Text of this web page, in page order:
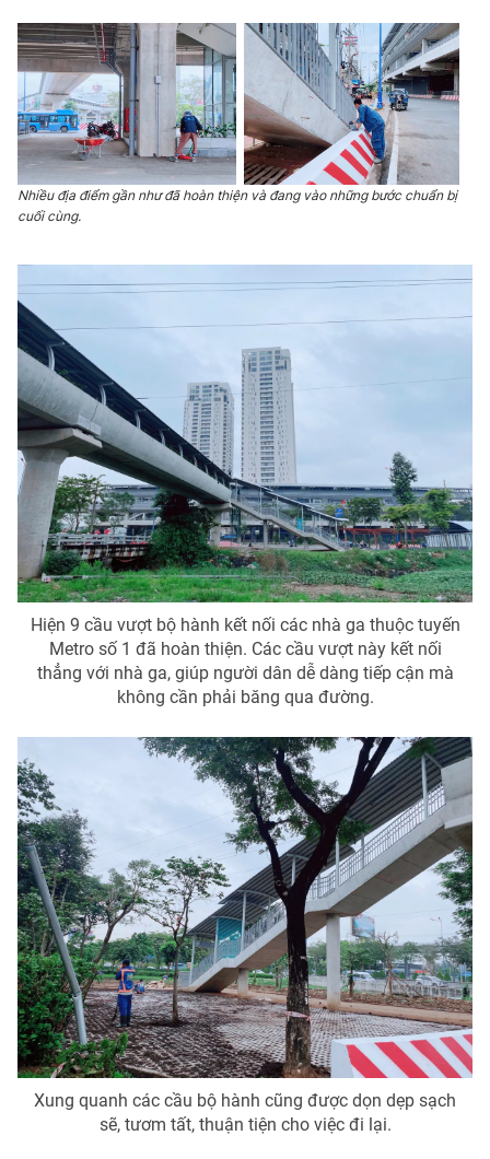
Giấy phép hoạt động báo in và báo điện tử số 483/GP-BTTTT
cấp ngày 29/12/2023
Tổng Biên tập:Vũ Thanh Thủy
Phó Tổng Biên tập:
Nguyễn Thị Mỹ Hạnh, Phạm Quốc Thắng,
Nguyễn Trọng Ninh
Tổng đài VTV:024.38 355 931 - 024.38 355 932
Ðiện thoại Thời báo VTV:024.66 897 897
Email:toasoan@vtv.vn
® Cấm sao chép dưới mọi hình thức nếu không có sự chấp
thuận bằng văn bản. Ghi rõ nguồn VTV.vn khi phát hành lại
thông tin từ website này.
Nhiều địa điểm gần như đã hoàn thiện và đang vào những bước chuẩn bị
cuối cùng.
Hiện 9 cầu vượt bộ hành kết nối các nhà ga thuộc tuyến
Metro số 1 đã hoàn thiện. Các cầu vượt này kết nối
thẳng với nhà ga, giúp người dân dễ dàng tiếp cận mà
không cần phải băng qua đường.
Xung quanh các cầu bộ hành cũng được dọn dẹp sạch
sẽ, tươm tất, thuận tiện cho việc đi lại.